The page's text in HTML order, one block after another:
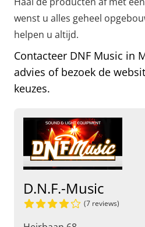
wenst u alles geheel
helpen u altijd.
Contacteer DNF Music in
advies of bezoek de
keuzes.
D.N.F.-Music
(7 reviews)